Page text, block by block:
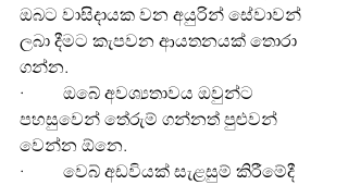
ඔබට වාසිදායක වන අයුරින් සේවාවන්
ලබා දීමට කැපවන ආයතනයක් තොරා
ගන්න.
·         ඔබේ අවශ්‍යතාවය ඔවුන්ට
පහසුවෙන් තේරුම් ගන්නත් පුළුවන්
වෙන්න ඕනෙ.
·         වෙබ් අඩවියක් සැළසුම් කිරීමේදී